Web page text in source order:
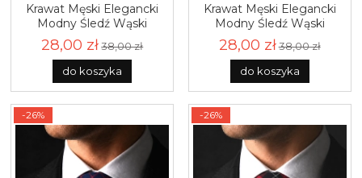
Krawat Męski Elegancki
Modny Śledź Wąski
Granatowy w Kratę G777
28,00 zł 38,00 zł
do koszyka
Krawat Męski Elegancki
Modny Śledź Wąski
Granatowy w Kratę G778
28,00 zł38,00 zł
do koszyka
-26% -26%